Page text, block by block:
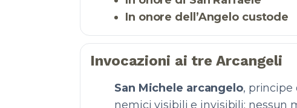
In onore dell’Angelo custode
Invocazioni ai tre Arcangeli
San Michele arcangelo, principe
nemici visibili e invisibili: nessun